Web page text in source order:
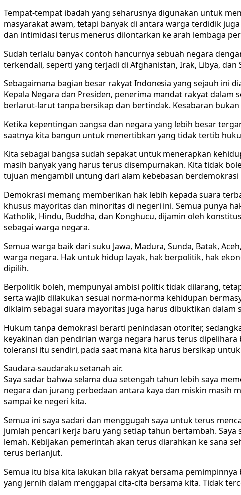
Tempat-tempat ibadah yang seharusnya digunakan untuk
masyarakat awam, tetapi banyak di antara warga terdidik
dan intimidasi terus menerus dilontarkan ke arah lembaga
Sudah terlalu banyak contoh hancurnya sebuah negara
terkendali, seperti yang terjadi di Afghanistan, Irak, Libya,
Sebagaimana bagian besar rakyat Indonesia yang sejauh ini
Kepala Negara dan Presiden, penerima mandat rakyat
berlarut-larut tanpa bersikap dan bertindak. Kesabaran bukan
Ketika kepentingan bangsa dan negara yang lebih besar
saatnya kita bangun untuk menertibkan yang tidak tertib
Kita sebagai bangsa sudah sepakat untuk menerapkan
masih banyak yang harus terus disempurnakan. Kita tidak
tujuan mengambil untung dari alam kebebasan
Demokrasi memang memberikan hak lebih kepada suara
khusus mayoritas dan minoritas di negeri ini. Semua punya
Katholik, Hindu, Buddha, dan Konghucu, dijamin oleh
sebagai warga negara.
Semua warga baik dari suku Jawa, Madura, Sunda, Batak,
warga negara. Hak untuk hidup layak, hak berpolitik, hak
dipilih.
Berpolitik boleh, mempunyai ambisi politik tidak dilarang,
serta wajib dilakukan sesuai norma-norma kehidupan
diklaim sebagai suara mayoritas juga harus dibuktikan
Hukum tanpa demokrasi berarti penindasan otoriter,
keyakinan dan pendirian warga negara harus terus
toleransi itu sendiri, pada saat mana kita harus bersikap
Saudara-saudaraku setanah air.
Saya sadar bahwa selama dua setengah tahun lebih saya
negara dan jurang perbedaan antara kaya dan miskin masih
sampai ke negeri kita.
Semua ini saya sadari dan menggugah saya untuk terus
jumlah pencari kerja baru yang setiap tahun bertambah.
lemah. Kebijakan pemerintah akan terus diarahkan ke sana
terus berlanjut.
Semua itu bisa kita lakukan bila rakyat bersama
yang jernih dalam menggapai cita-cita bersama kita. Tidak